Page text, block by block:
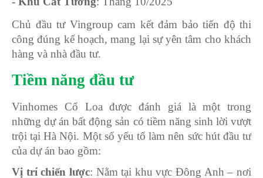
Chủ đầu tư Vingroup cam kết đảm bảo tiến độ thi
công đúng kế hoạch, mang lại sự yên tâm cho khách
hàng và nhà đầu tư.
Tiềm năng đầu tư
Vinhomes Cổ Loa được đánh giá là một trong
những dự án bất động sản có tiềm năng sinh lời vượt
trội tại Hà Nội. Một số yếu tố làm nên sức hút đầu tư
của dự án bao gồm:
Vị trí chiến lược: Nằm tại khu vực Đông Anh – nơi